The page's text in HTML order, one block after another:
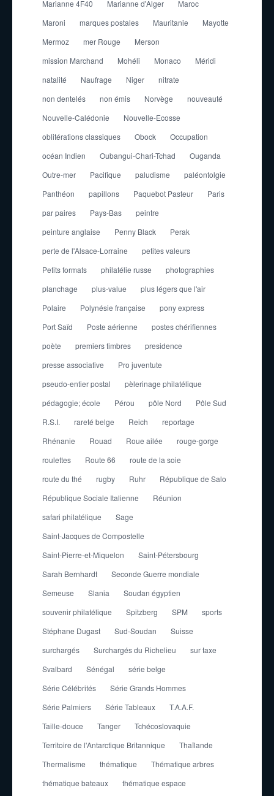
Marianne 4F40 Marianne d'Alger
Maroc
Maroni
marques postales Mauritanie
Mayotte
Mermoz
mer Rouge
Merson
mission Marchand
Mohéli Monaco
Méridi
natalité
Naufrage Niger
nitrate
non dentelés
non émis Norvège
nouveauté
Nouvelle-Calédonie
Nouvelle-Ecosse
oblitérations classiques
Obock
Occupation
océan Indien
Oubangui-Chari-Tchad
Ouganda
Outre-mer
Pacifique paludisme
paléontolgie
Panthéon
papillons Paquebot Pasteur
Paris
par paires
Pays-Bas
peintre
peinture anglaise
Penny Black
Perak
perte de l'Alsace-Lorraine
petites valeurs
Petits formats
philatélie russe
photographies
planchage
plus-value
plus légers que l'air
Polaire
Polynésie française
pony express
Port Saïd
Poste aérienne
postes chérifiennes
poète
premiers timbres
presidence
presse associative
Pro juventute
pseudo-entier postal
pèlerinage philatélique
pédagogie; école
Pérou pôle Nord
Pôle Sud
R.S.I.
rareté belge Reich
reportage
Rhénanie
Rouad Roue ailée
rouge-gorge
roulettes
Route 66
route de la soie
route du thé
rugby Ruhr
République de Salo
République Sociale Italienne
Réunion
safari philatélique
Sage
Saint-Jacques de Compostelle
Saint-Pierre-et-Miquelon
Saint-Pétersbourg
Sarah Bernhardt
Seconde Guerre mondiale
Semeuse
Slania
Soudan égyptien
souvenir philatélique
Spitzberg SPM
sports
Stéphane Dugast
Sud-Soudan
Suisse
surchargés
Surchargés du Richelieu
sur taxe
Svalbard
Sénégal
série belge
Série Célébrités
Série Grands Hommes
Série Palmiers
Série Tableaux
T.A.A.F.
Taille-douce
Tanger
Tchécoslovaquie
Territoire de l'Antarctique Britannique
Thaïlande
Thermalisme
thématique
Thématique arbres
thématique bateaux
thématique espace